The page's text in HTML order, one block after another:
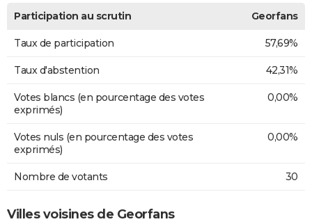
Participation au scrutin Georfans
Taux de participation 57,69%
Taux d'abstention 42,31%
Votes blancs (en pourcentage des votes
exprimés)
0,00%
Votes nuls (en pourcentage des votes
exprimés)
0,00%
Nombre de votants 30
Villes voisines de Georfans